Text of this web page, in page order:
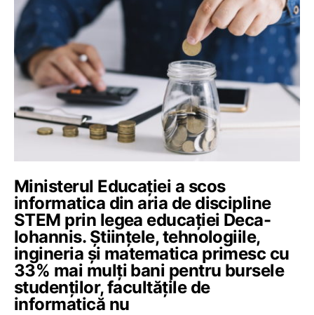
Ministerul Educației a scos
informatica din aria de discipline
STEM prin legea educației Deca-
Iohannis. Științele, tehnologiile,
ingineria și matematica primesc cu
33% mai mulți bani pentru bursele
studenților, facultățile de
informatică nu